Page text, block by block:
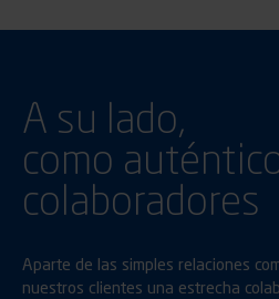
A su lado,
como
colaboradores
Aparte de las simples relaciones
nuestros clientes una estrecha